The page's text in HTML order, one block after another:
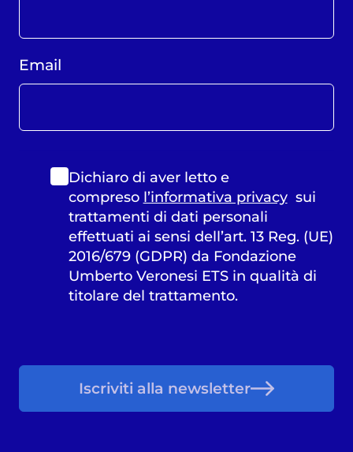
Email
Dichiaro di aver letto e
compreso l’informativa privacysui
trattamenti di dati personali
effettuati ai sensi dell’art. 13 Reg. (UE)
2016/679 (GDPR) da Fondazione
Umberto Veronesi ETS in qualità di
titolare del trattamento.
Iscriviti alla newsletter